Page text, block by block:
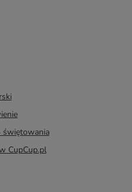
świętowania
CupCup.pl